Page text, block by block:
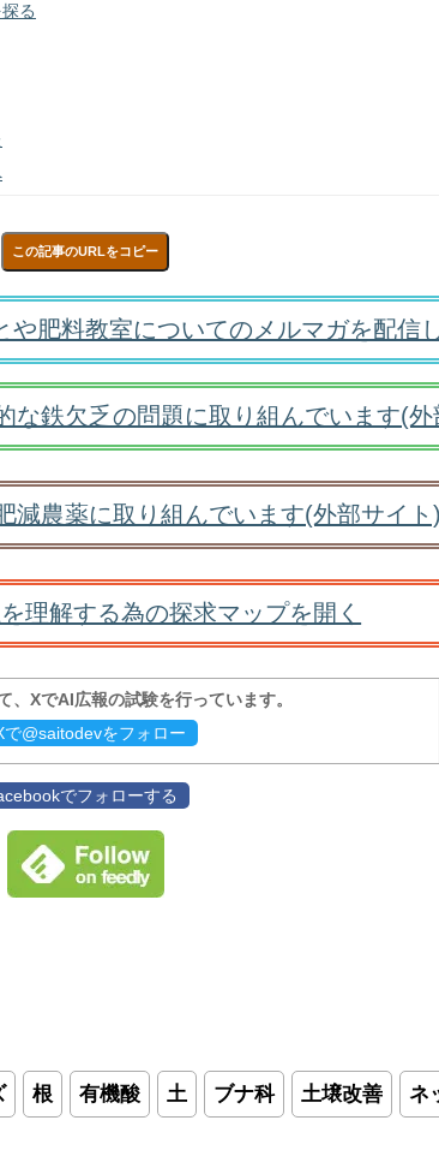
る
この記事のURLをコピー
や肥料教室についてのメルマガを配信
な鉄欠乏の問題に取り組んでいます(
減農薬に取り組んでいます(外部サイト)
理解する為の探求マップを開く
、XでAI広報の試験を行っています。
で@saitodevをフォロー
でフォローする
根 有機酸 土 ブナ科 土壌改善 ネ